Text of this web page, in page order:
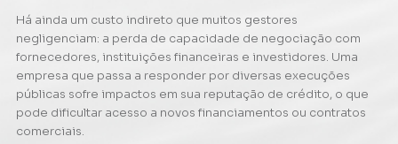
Há ainda um custo indireto que muitos gestores
negligenciam: a perda de capacidade de negociação com
fornecedores, instituições financeiras e investidores. Uma
empresa que passa a responder por diversas execuções
públicas sofre impactos em sua reputação de crédito, o que
pode dificultar acesso a novos financiamentos ou contratos
comerciais.